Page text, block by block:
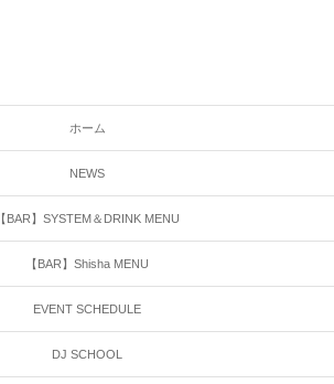
ホーム
NEWS
【BAR】SYSTEM＆DRINK MENU
【BAR】Shisha MENU
EVENT SCHEDULE
DJ SCHOOL